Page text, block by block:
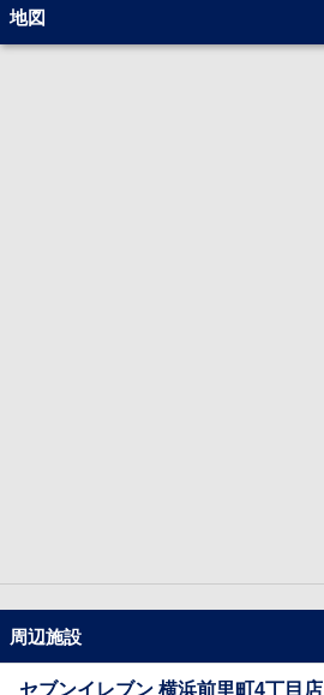
地図
周辺施設
セブンイレブン 横浜前里町4丁目店